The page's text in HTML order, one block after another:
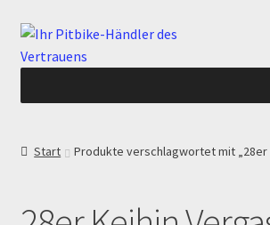
Zur
Navigation
Zum
Inhalt
Checkout
Start Produkte verschlagwortet mit „28er